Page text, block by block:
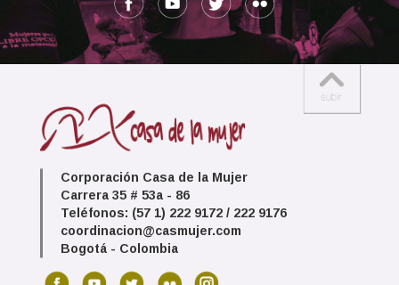
Corporación Casa de la Mujer
Carrera 35 # 53a - 86
Teléfonos: (57 1) 222 9172 / 222 9176
coordinacion@casmujer.com
Bogotá - Colombia